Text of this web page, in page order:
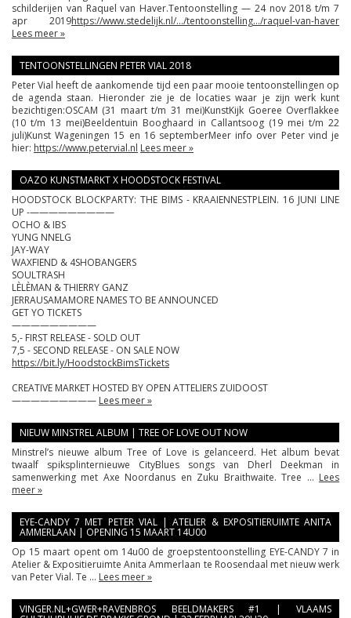
schilderijen van Raquel van Haver.Tentoonstelling — 24 nov 2018 t/m 7
apr 2019https://www.stedelijk.nl/…/tentoonstelling…/raquel-van-haver
Lees meer »
TENTOONSTELLINGEN PETER VIAL 2018
Peter Vial heeft de aankomende tijd een paar mooie tentoonstellingen op
de agenda staan. Hieronder zie je de locaties waar je zijn werk kunt
bezichtigen:OSCAM (31 maart t/m 31 mei)KunstKijk Goeree Overflakkee
(10 t/m 13 mei)Beeldentuin Booghaard in Callantsoog (19 mei t/m 22
juli)Kunst Wageningen 15 en 16 septemberMeer info over Peter vind je
hier: https://www.petervial.nl Lees meer »
OAZO KUNSTMARKT X HOODSTOCK FESTIVAL
HOODSTOCK BLOCKPARTY: THE BIMS - KRAAIENNESTPLEIN. 16 JUNI LINE
UP -—————————
OCHO & IBS
YUNG NNELG
JAY-WAY
WAXFIEND & 4SHOBANGERS
SOULTRASH
LÈLÈMAN & THIERRY GANZ
JERRAUSAMAMORE NAMES TO BE ANNOUNCED
GET YO TICKETS
—————————
5,- FIRST RELEASE - SOLD OUT
7,5 - SECOND RELEASE - ON SALE NOW
https://bit.ly/HoodstockBimsTickets
CREATIVE MARKET HOSTED BY OPEN ATTELIERS ZUIDOOST
————————— Lees meer »
NIEUW MINSTREL ALBUM | TREE OF LOVE OUT NOW
Minstrel’s nieuwe album Tree of Love is gelanceerd. Het album bevat
twaalf spiksplinternieuwe CityBlues songs van Dherl Deekman in
samenwerking met Axe Noordanus en Zuku Braithwaite. Tree ... Lees
meer »
EYE-CANDY 7 MET PETER VIAL | ATELIER & EXPOSITIERUIMTE ANITA
AMMERLAAN | OPENING 15 MAART 14U00
Op 15 maart opent om 14u00 de groepstentoonstelling EYE-CANDY 7 in
Atelier & Expositieruimte Anita Ammerlaan te Roosendaal met nieuw werk
van Peter Vial. Te ... Lees meer »
VINGER.NL+GWER+RAVENBROS BEELDMAKERS #1 | VLAAMS